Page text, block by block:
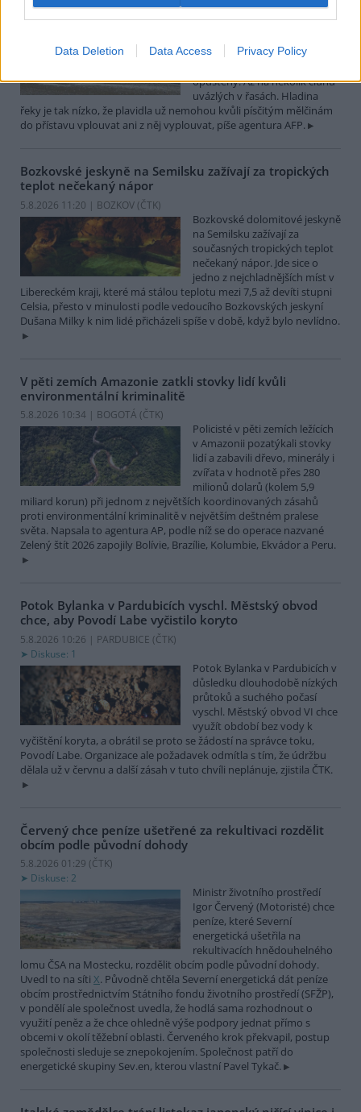
Data Deletion Data Access Privacy Policy
5.8.2026 15:37 | BUKUREŠŤ (ČTK)
Diskuse: 17
rumunském městě Corabia,
opuštěný. Až na několik člunů
uvázlých v řasách. Hladina
řeky je tak nízko, že plavidla už nemohou kvůli písčitým mělčinám
do přístavu vplouvat ani z něj vyplouvat, píše agentura AFP.
Bozkovské jeskyně na Semilsku zažívají za tropických
teplot nečekaný nápor
5.8.2026 11:20 | BOZKOV (ČTK)
Bozkovské dolomitové jeskyně
na Semilsku zažívají za
současných tropických teplot
nečekaný nápor. Jde sice o
jedno z nejchladnějších míst v
Libereckém kraji, které má stálou teplotu mezi 7,5 až devíti stupni
Celsia, přesto v minulosti podle vedoucího Bozkovských jeskyní
Dušana Milky k nim lidé přicházeli spíše v době, když bylo nevlídno.
V pěti zemích Amazonie zatkli stovky lidí kvůli
environmentální kriminalitě
5.8.2026 10:34 | BOGOTÁ (ČTK)
Policisté v pěti zemích ležících
v Amazonii pozatýkali stovky
lidí a zabavili dřevo, minerály i
zvířata v hodnotě přes 280
milionů dolarů (kolem 5,9
miliard korun) při jednom z největších koordinovaných zásahů
proti environmentální kriminalitě v největším deštném pralese
světa. Napsala to agentura AP, podle níž se do operace nazvané
Zelený štít 2026 zapojily Bolívie, Brazílie, Kolumbie, Ekvádor a Peru.
Potok Bylanka v Pardubicích vyschl. Městský obvod
chce, aby Povodí Labe vyčistilo koryto
5.8.2026 10:26 | PARDUBICE (ČTK)
Diskuse: 1
Potok Bylanka v Pardubicích v
důsledku dlouhodobě nízkých
průtoků a suchého počasí
vyschl. Městský obvod VI chce
využít období bez vody k
vyčištění koryta, a obrátil se proto se žádostí na správce toku,
Povodí Labe. Organizace ale požadavek odmítla s tím, že údržbu
dělala už v červnu a další zásah v tuto chvíli neplánuje, zjistila ČTK.
Červený chce peníze ušetřené za rekultivaci rozdělit
obcím podle původní dohody
5.8.2026 01:29 (ČTK)
Diskuse: 2
Ministr životního prostředí
Igor Červený (Motoristé) chce
peníze, které Severní
energetická ušetřila na
rekultivacích hnědouhelného
lomu ČSA na Mostecku, rozdělit obcím podle původní dohody.
Uvedl to na síti X. Původně chtěla Severní energetická dát peníze
obcím prostřednictvím Státního fondu životního prostředí (SFŽP),
v pondělí ale společnost uvedla, že hodlá sama rozhodnout o
využití peněz a že chce ohledně výše podpory jednat přímo s
obcemi v okolí těžební oblasti. Červeného krok překvapil, postup
společnosti sleduje se znepokojením. Společnost patří do
energetické skupiny Sev.en, kterou vlastní Pavel Tykač.